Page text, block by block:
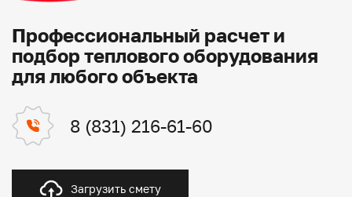
Профессиональный расчет и
подбор теплового оборудования
для любого объекта
8 (831) 216-61-60
Загрузить смету